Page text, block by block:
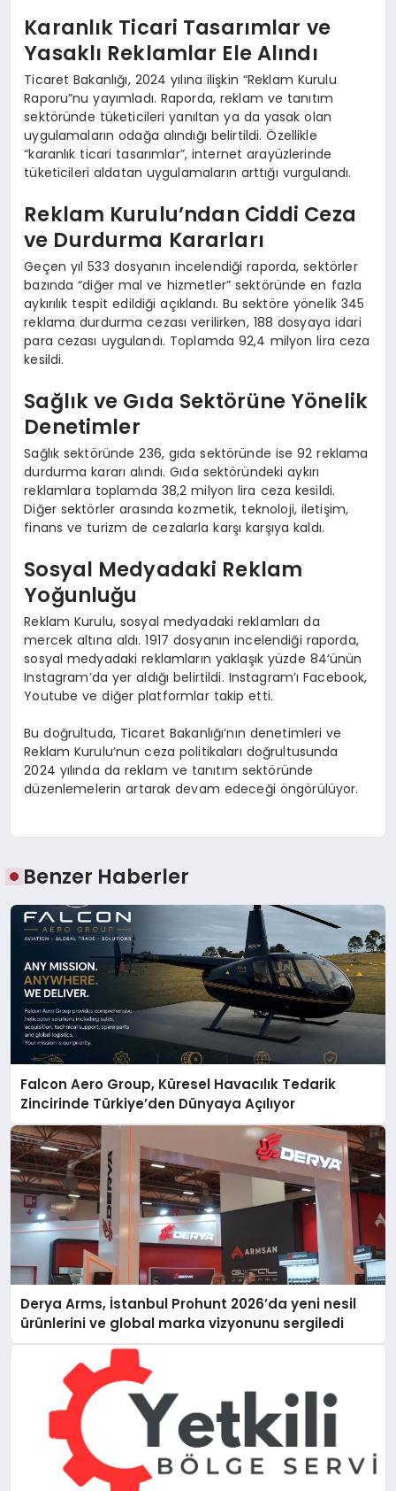
Karanlık Ticari Tasarımlar ve
Yasaklı Reklamlar Ele Alındı
Ticaret Bakanlığı, 2024 yılına ilişkin “Reklam Kurulu
Raporu”nu yayımladı. Raporda, reklam ve tanıtım
sektöründe tüketicileri yanıltan ya da yasak olan
uygulamaların odağa alındığı belirtildi. Özellikle
“karanlık ticari tasarımlar”, internet arayüzlerinde
tüketicileri aldatan uygulamaların arttığı vurgulandı.
Reklam Kurulu’ndan Ciddi Ceza
ve Durdurma Kararları
Geçen yıl 533 dosyanın incelendiği raporda, sektörler
bazında “diğer mal ve hizmetler” sektöründe en fazla
aykırılık tespit edildiği açıklandı. Bu sektöre yönelik 345
reklama durdurma cezası verilirken, 188 dosyaya idari
para cezası uygulandı. Toplamda 92,4 milyon lira ceza
kesildi.
Sağlık ve Gıda Sektörüne Yönelik
Denetimler
Sağlık sektöründe 236, gıda sektöründe ise 92 reklama
durdurma kararı alındı. Gıda sektöründeki aykırı
reklamlara toplamda 38,2 milyon lira ceza kesildi.
Diğer sektörler arasında kozmetik, teknoloji, iletişim,
finans ve turizm de cezalarla karşı karşıya kaldı.
Sosyal Medyadaki Reklam
Yoğunluğu
Reklam Kurulu, sosyal medyadaki reklamları da
mercek altına aldı. 1917 dosyanın incelendiği raporda,
sosyal medyadaki reklamların yaklaşık yüzde 84’ünün
Instagram’da yer aldığı belirtildi. Instagram’ı Facebook,
Youtube ve diğer platformlar takip etti.
Bu doğrultuda, Ticaret Bakanlığı’nın denetimleri ve
Reklam Kurulu’nun ceza politikaları doğrultusunda
2024 yılında da reklam ve tanıtım sektöründe
düzenlemelerin artarak devam edeceği öngörülüyor.
Benzer Haberler
Falcon Aero Group, Küresel Havacılık Tedarik
Zincirinde Türkiye’den Dünyaya Açılıyor
Derya Arms, İstanbul Prohunt 2026’da yeni nesil
ürünlerini ve global marka vizyonunu sergiledi